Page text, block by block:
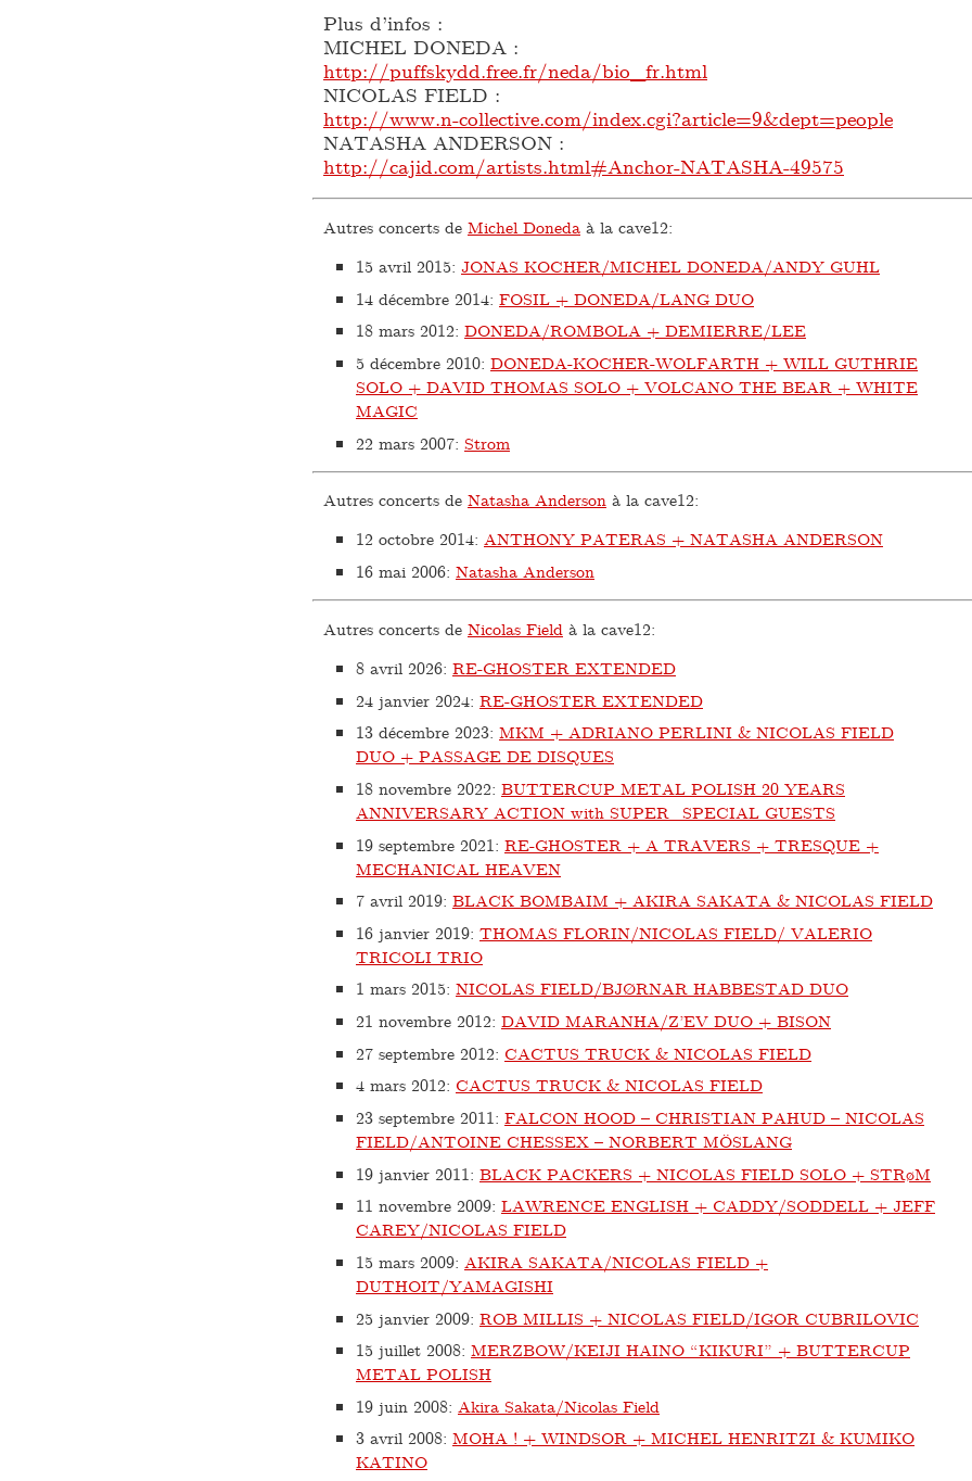
Plus d’infos :
MICHEL DONEDA :
http://puffskydd.free.fr/neda/bio_fr.html
NICOLAS FIELD :
http://www.n-collective.com/index.cgi?article=9&dept=people
NATASHA ANDERSON :
http://cajid.com/artists.html#Anchor-NATASHA-49575
Autres concerts de Michel Doneda à la cave12:
15 avril 2015: JONAS KOCHER/MICHEL DONEDA/ANDY GUHL
14 décembre 2014: FOSIL + DONEDA/LANG DUO
18 mars 2012: DONEDA/ROMBOLA + DEMIERRE/LEE
5 décembre 2010: DONEDA-KOCHER-WOLFARTH + WILL GUTHRIE
SOLO + DAVID THOMAS SOLO + VOLCANO THE BEAR + WHITE
MAGIC
22 mars 2007: Strom
Autres concerts de Natasha Anderson à la cave12:
12 octobre 2014: ANTHONY PATERAS + NATASHA ANDERSON
16 mai 2006: Natasha Anderson
Autres concerts de Nicolas Field à la cave12:
8 avril 2026: RE-GHOSTER EXTENDED
24 janvier 2024: RE-GHOSTER EXTENDED
13 décembre 2023: MKM + ADRIANO PERLINI & NICOLAS FIELD
DUO + PASSAGE DE DISQUES
18 novembre 2022: BUTTERCUP METAL POLISH 20 YEARS
ANNIVERSARY ACTION with SUPER_SPECIAL GUESTS
19 septembre 2021: RE-GHOSTER + A TRAVERS + TRESQUE +
MECHANICAL HEAVEN
7 avril 2019: BLACK BOMBAIM + AKIRA SAKATA & NICOLAS FIELD
16 janvier 2019: THOMAS FLORIN/NICOLAS FIELD/ VALERIO
TRICOLI TRIO
1 mars 2015: NICOLAS FIELD/BJØRNAR HABBESTAD DUO
21 novembre 2012: DAVID MARANHA/Z’EV DUO + BISON
27 septembre 2012: CACTUS TRUCK & NICOLAS FIELD
4 mars 2012: CACTUS TRUCK & NICOLAS FIELD
23 septembre 2011: FALCON HOOD – CHRISTIAN PAHUD – NICOLAS
FIELD/ANTOINE CHESSEX – NORBERT MÖSLANG
19 janvier 2011: BLACK PACKERS + NICOLAS FIELD SOLO + STRøM
11 novembre 2009: LAWRENCE ENGLISH + CADDY/SODDELL + JEFF
CAREY/NICOLAS FIELD
15 mars 2009: AKIRA SAKATA/NICOLAS FIELD +
DUTHOIT/YAMAGISHI
25 janvier 2009: ROB MILLIS + NICOLAS FIELD/IGOR CUBRILOVIC
15 juillet 2008: MERZBOW/KEIJI HAINO “KIKURI” + BUTTERCUP
METAL POLISH
19 juin 2008: Akira Sakata/Nicolas Field
3 avril 2008: MOHA ! + WINDSOR + MICHEL HENRITZI & KUMIKO
KATINO